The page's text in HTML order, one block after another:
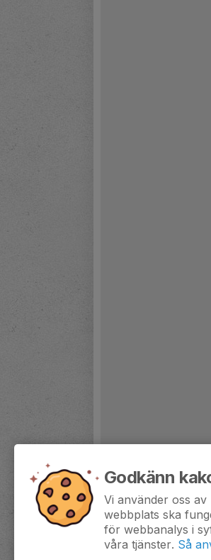
Godkänn
Vi använder oss
webbplats ska
för webbanalys i
våra tjänster. Så